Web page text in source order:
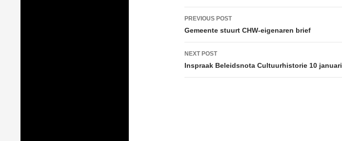
Post
navigation
PREVIOUS POST
Gemeente stuurt CHW-eigenaren brief
NEXT POST
Inspraak Beleidsnota Cultuurhistorie 10 januari